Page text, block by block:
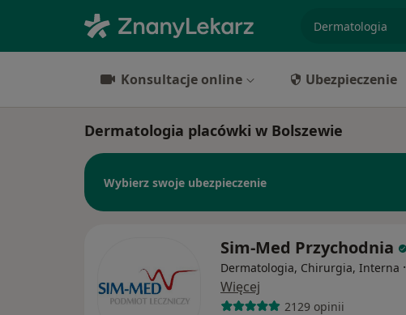
Konsultacje online Ubezpieczenie
Dermatologia placówki w Bolszewie
Wybierz swoje ubezpieczenie
Sim-Med Przychodnia
Dermatologia, Chirurgia, Interna ·
Więcej
2129 opinii